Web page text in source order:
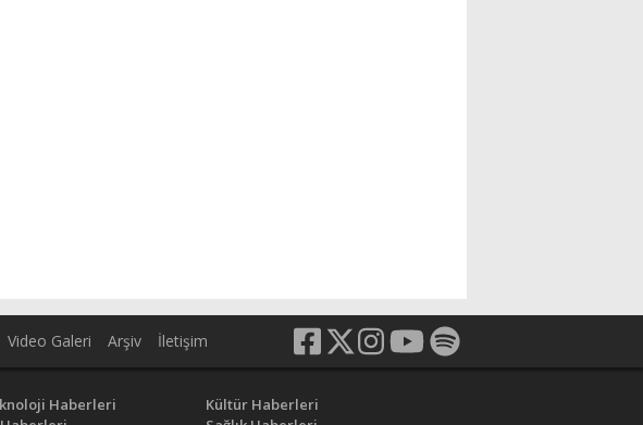
Video Galeri Arşiv İletişim
Haberleri
Kültür Haberleri